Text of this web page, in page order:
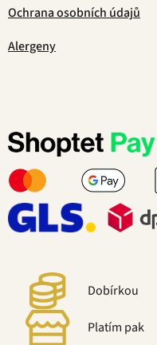
Ochrana osobních údajů
Alergeny
Dobírkou
Platím pak